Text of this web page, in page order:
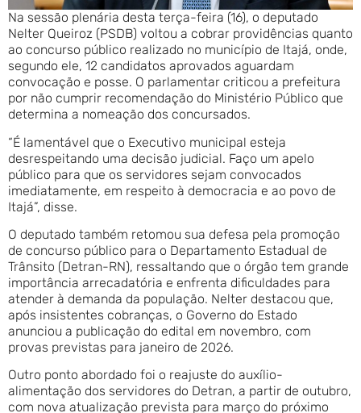
Na sessão plenária desta terça-feira (16), o deputado
Nelter Queiroz (PSDB) voltou a cobrar providências quanto
ao concurso público realizado no município de Itajá, onde,
segundo ele, 12 candidatos aprovados aguardam
convocação e posse. O parlamentar criticou a prefeitura
por não cumprir recomendação do Ministério Público que
determina a nomeação dos concursados.
“É lamentável que o Executivo municipal esteja
desrespeitando uma decisão judicial. Faço um apelo
público para que os servidores sejam convocados
imediatamente, em respeito à democracia e ao povo de
Itajá”, disse.
O deputado também retomou sua defesa pela promoção
de concurso público para o Departamento Estadual de
Trânsito (Detran-RN), ressaltando que o órgão tem grande
importância arrecadatória e enfrenta dificuldades para
atender à demanda da população. Nelter destacou que,
após insistentes cobranças, o Governo do Estado
anunciou a publicação do edital em novembro, com
provas previstas para janeiro de 2026.
Outro ponto abordado foi o reajuste do auxílio-
alimentação dos servidores do Detran, a partir de outubro,
com nova atualização prevista para março do próximo